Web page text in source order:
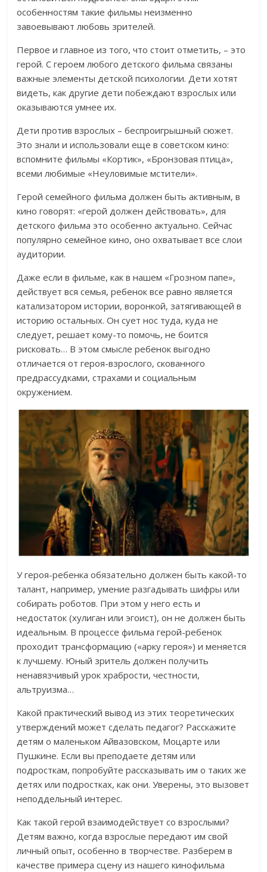
особенностям такие фильмы неизменно
завоевывают любовь зрителей.
Первое и главное из того, что стоит отметить, – это
герой. С героем любого детского фильма связаны
важные элементы детской психологии. Дети хотят
видеть, как другие дети побеждают взрослых или
оказываются умнее их.
Дети против взрослых – беспроигрышный сюжет.
Это знали и использовали еще в советском кино:
вспомните фильмы «Кортик», «Бронзовая птица»,
всеми любимые «Неуловимые мстители».
Герой семейного фильма должен быть активным, в
кино говорят: «герой должен действовать», для
детского фильма это особенно актуально. Сейчас
популярно семейное кино, оно охватывает все слои
аудитории.
Даже если в фильме, как в нашем «Грозном папе»,
действует вся семья, ребенок все равно является
катализатором истории, воронкой, затягивающей в
историю остальных. Он сует нос туда, куда не
следует, решает кому-то помочь, не боится
рисковать… В этом смысле ребенок выгодно
отличается от героя-взрослого, скованного
предрассудками, страхами и социальным
окружением.
У героя-ребенка обязательно должен быть какой-то
талант, например, умение разгадывать шифры или
собирать роботов. При этом у него есть и
недостаток (хулиган или эгоист), он не должен быть
идеальным. В процессе фильма герой-ребенок
проходит трансформацию («арку героя») и меняется
к лучшему. Юный зритель должен получить
ненавязчивый урок храбрости, честности,
альтруизма…
Какой практический вывод из этих теоретических
утверждений может сделать педагог? Расскажите
детям о маленьком Айвазовском, Моцарте или
Пушкине. Если вы преподаете детям или
подросткам, попробуйте рассказывать им о таких же
детях или подростках, как они. Уверены, это вызовет
неподдельный интерес.
Как такой герой взаимодействует со взрослыми?
Детям важно, когда взрослые передают им свой
личный опыт, особенно в творчестве. Разберем в
качестве примера сцену из нашего кинофильма